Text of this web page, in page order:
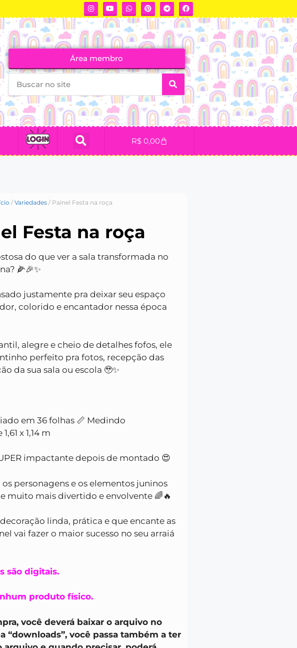
Área membro
R$ 0,00
/ Variedades/ Painel Festa na roça
Festa na roça
do que ver a sala transformada no
🌽🎉✨
justamente pra deixar seu espaço
colorido e encantador nessa época
alegre e cheio de detalhes fofos, ele
perfeito pra fotos, recepção das
da sua sala ou escola 🥹✨
em 36 folhas 📏 Medindo
x 1,14 m
impactante depois de montado 😍
os personagens e os elementos juninos
muito mais divertido e envolvente 🌈🔥
linda, prática e que encante as
vai fazer o maior sucesso no seu arraiá
são digitais.
produto físico.
você deverá baixar o arquivo no
“downloads”, você passa também a ter